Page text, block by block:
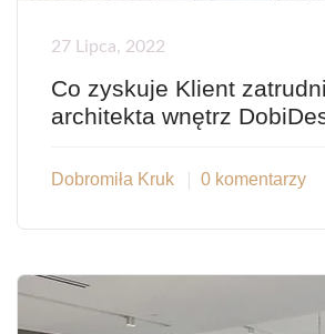
27 Lipca, 2022
Co zyskuje Klient
architekta wnętrz
Dobromiła Kruk 0 komentarzy